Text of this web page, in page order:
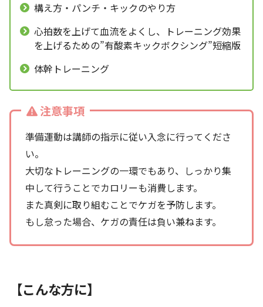
構え方・パンチ・キックのやり方
心拍数を上げて血流をよくし、トレーニング効果
を上げるための”有酸素キックボクシング”短縮版
体幹トレーニング
注意事項
準備運動は講師の指示に従い入念に行ってくださ
い。
大切なトレーニングの一環でもあり、しっかり集
中して行うことでカロリーも消費します。
また真剣に取り組むことでケガを予防します。
もし怠った場合、ケガの責任は負い兼ねます。
【こんな方に】